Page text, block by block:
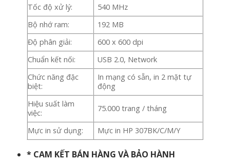
Tốc độ xử lý:
540 MHz
Bộ nhớ ram:
192 MB
Độ phân giải:
600 x 600 dpi
Chuẩn kết nối:
USB 2.0, Network
Chức năng đặc
biệt:
In mạng có sẵn, in 2 mặt tự
động
Hiệu suất làm
việc:
75.000 trang / tháng
Mực in sử dụng: Mực in HP 307BK/C/M/Y
* CAM KẾT BÁN HÀNG VÀ BẢO HÀNH